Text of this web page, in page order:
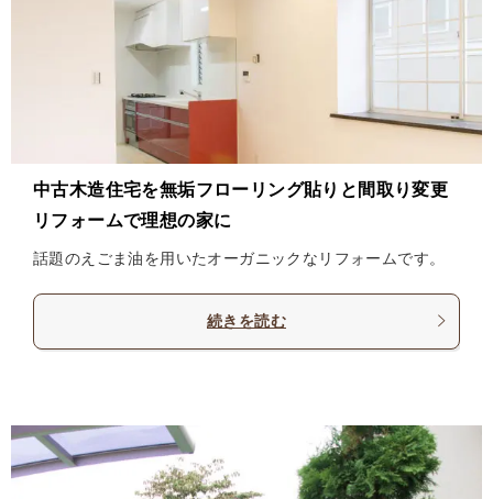
中古木造住宅を無垢フローリング貼りと間取り変更
リフォームで理想の家に
話題のえごま油を用いたオーガニックなリフォームです。
続きを読む